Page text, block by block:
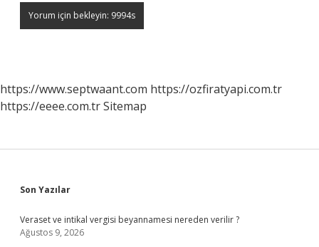
https://www.septwaant.com https://ozfiratyapi.com.tr
https://eeee.com.trSitemap
Sidebar
Son Yazılar
Veraset ve intikal vergisi beyannamesi nereden verilir ?
Ağustos 9, 2026